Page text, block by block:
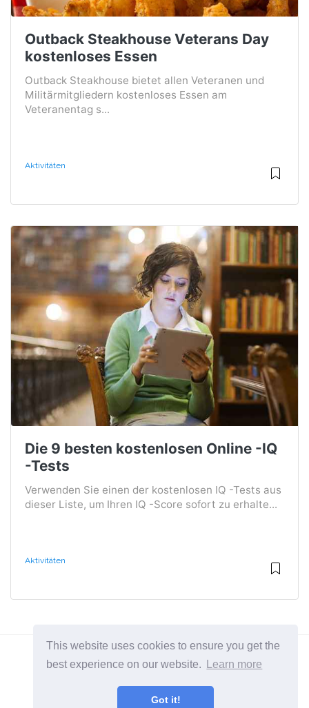
This website uses cookies to ensure you get the
best experience on our website.
Learn more
Got it!
Outback Steakhouse Veterans Day
kostenloses Essen
Outback Steakhouse bietet allen Veteranen und
Militärmitgliedern kostenloses Essen am
Veteranentag s...
Aktivitäten
Die 9 besten kostenlosen Online -IQ
-Tests
Verwenden Sie einen der kostenlosen IQ -Tests aus
dieser Liste, um Ihren IQ -Score sofort zu erhalte...
Aktivitäten
2026 ©BuruNews
Alle Kategorien